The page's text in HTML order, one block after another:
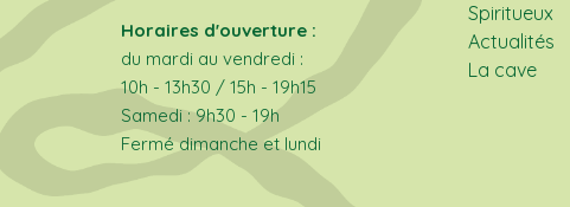
Horaires d'ouverture :
du mardi au vendredi :
10h - 13h30 / 15h - 19h15
Samedi : 9h30 - 19h
Fermé dimanche et lundi
Spiritueux
Actualités
La cave